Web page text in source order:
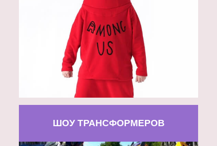
ШОУ ТРАНСФОРМЕРОВ